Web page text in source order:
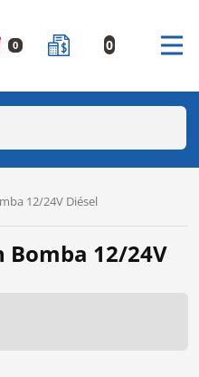
0 0
12/24V Diésel
Bomba 12/24V